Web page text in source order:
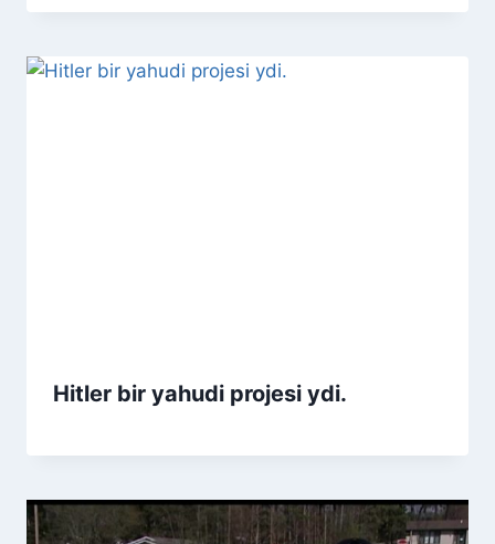
Hitler bir yahudi projesi ydi.